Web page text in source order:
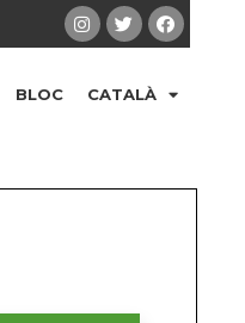
BLOC CATALÀ